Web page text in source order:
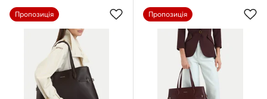
Пропозиція Пропозиція